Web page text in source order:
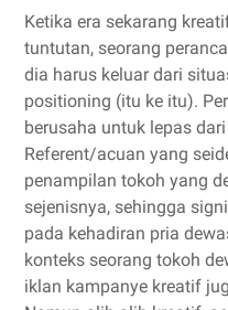
Ketika era sekarang
tuntutan, seorang
dia harus keluar dari
positioning (itu ke itu).
berusaha untuk lepas
Referent/acuan yang
penampilan tokoh yang
sejenisnya, sehingga
pada kehadiran pria
konteks seorang tokoh
iklan kampanye kreatif